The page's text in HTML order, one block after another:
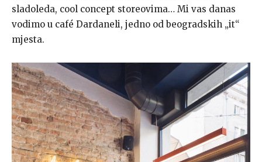
sladoleda, cool concept storeovima… Mi vas danas
vodimo u café Dardaneli, jedno od beogradskih „it“
mjesta.